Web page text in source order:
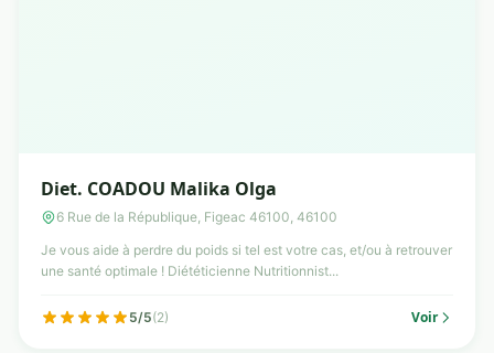
Diet. COADOU Malika Olga
6 Rue de la République, Figeac 46100, 46100
Je vous aide à perdre du poids si tel est votre cas, et/ou à retrouver
une santé optimale ! Diététicienne Nutritionnist...
5/5(2) Voir